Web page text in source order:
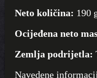
Neto količina: 190
Ocijeđena neto
Zemlja podrijetla:
Navedene